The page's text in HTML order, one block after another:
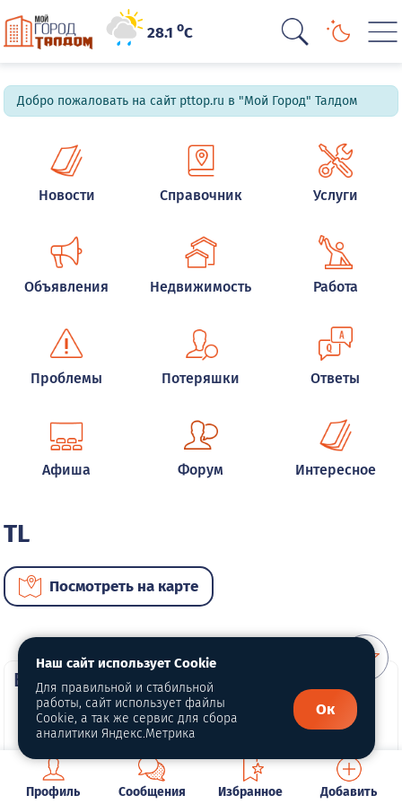
28.1oC
Добро пожаловать на сайт pttop.ru в "Мой Город" Талдом
Новости Справочник Услуги
Объявления Недвижимость Работа
Проблемы Потеряшки Ответы
Афиша Форум Интересное
TL
Посмотреть на карте
ВИП автомобили
Профиль Сообщения Избранное Добавить
Наш сайт использует Cookie
Для правильной и стабильной
работы, сайт использует файлы
Cookie, а так же сервис для сбора
аналитики Яндекс.Метрика
Ок